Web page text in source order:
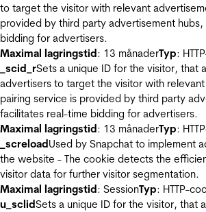
to target the visitor with relevant
provided by third party advertisement
bidding for advertisers.
Maximal lagringstid: 13 månaderTyp:
_scid_rSets a unique ID for the visitor, that
advertisers to target the visitor with
pairing service is provided by third party
facilitates real-time bidding for advertisers.
Maximal lagringstid: 13 månaderTyp:
_screloadUsed by Snapchat to implement
the website - The cookie detects the
visitor data for further visitor segmentation.
Maximal lagringstid: SessionTyp: HTTP-
u_sclidSets a unique ID for the visitor, that